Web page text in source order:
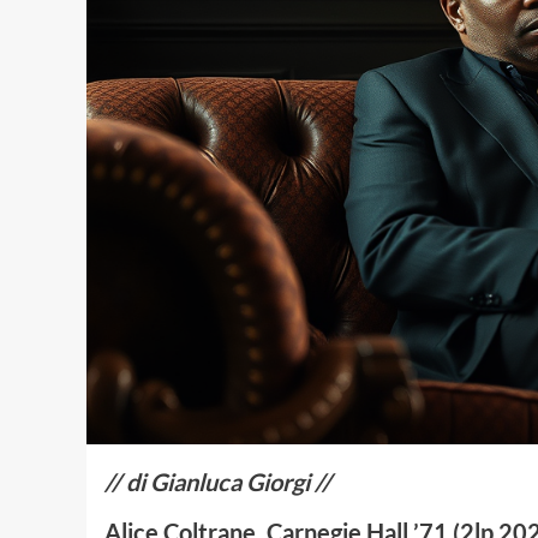
// di Gianluca Giorgi //
Alice Coltrane, Carnegie Hall ’71 (2lp